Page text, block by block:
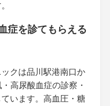
症を診てもらえる
クは品川駅港南口か
高尿酸血症の診察・
います。高血圧・糖